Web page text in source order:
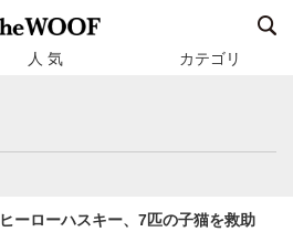
人 気 カテゴリ
ヒーローハスキー、7匹の子猫を救助